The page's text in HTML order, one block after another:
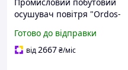
осушувач повітря "Ordos-
л/день з баком 7,2 л для
дому, офісу, складу
Готово до відправки
від2667₴/міс